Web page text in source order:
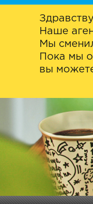
Наше
Мы
Пока мы
вы